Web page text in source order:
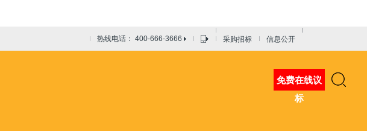
热线电话： 400-666-3666 采购招标 信息公开
免费在线议
标